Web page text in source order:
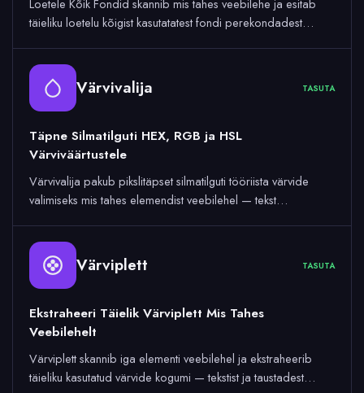
Loetele Kõik Fondid skannib mis tahes veebilehe ja esitab
täieliku loetelu kõigist kasutatatest fondi perekondadest…
Värvivalija TASUTA
Täpne Silmatilguti HEX, RGB ja HSL
Värviväärtustele
Värvivalija pakub pikslitäpset silmatilguti tööriista värvide
valimiseks mis tahes elemendist veebilehel — tekst…
Värviplett TASUTA
Ekstraheeri Täielik Värviplett Mis Tahes
Veebilehelt
Värviplett skannib iga elementi veebilehel ja ekstraheerib
täieliku kasutatud värvide kogumi — tekstist ja taustadest…